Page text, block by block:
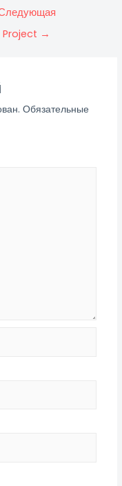
Project →
Обязательные